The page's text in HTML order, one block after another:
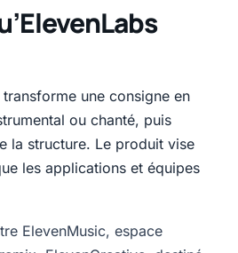
une consigne en
ou chanté, puis
la structure. Le produit vise
les applications et équipes
ElevenMusic, espace